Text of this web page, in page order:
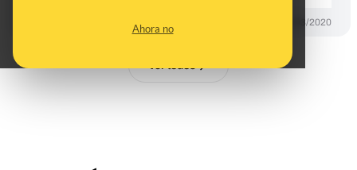
Ahora no 01/03/2020
Ver todos